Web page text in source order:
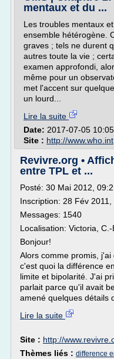
mentaux et du ...
Les troubles mentaux
ensemble hétérogène.
graves ; tels ne durent
autres toute la vie ;
examen approfondi,
même pour un
met l'accent sur
un lourd...
Lire la suite
Date: 2017-07-05
Site : http://www.who.int
Revivre.org •
entre TPL et ...
Posté: 30 Mai 2012,
Inscription: 28 Fév 2011,
Messages: 1540
Localisation: Victoria, C.-
Bonjour!
Alors comme promis,
c'est quoi la différence
limite et bipolarité. J'ai
parlait parce qu'il avait
amené quelques détails
Lire la suite
Site : http://
Thèmes liés : difference